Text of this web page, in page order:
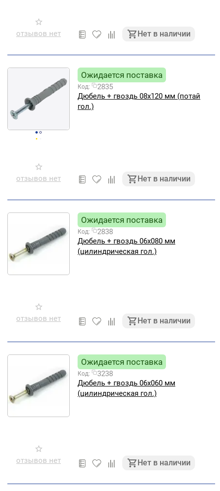
отзывов нет Нет в наличии
отзывов нет
Ожидается поставка
Код:
2835
Дюбель + гвоздь 08х120 мм (потай
гол.)
Нет в наличии
отзывов нет
Ожидается поставка
Код:
2838
Дюбель + гвоздь 06х080 мм
(цилиндрическая гол.)
Нет в наличии
отзывов нет
Ожидается поставка
Код:
3238
Дюбель + гвоздь 06х060 мм
(цилиндрическая гол.)
Нет в наличии